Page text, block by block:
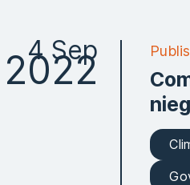
4 Sep
2022